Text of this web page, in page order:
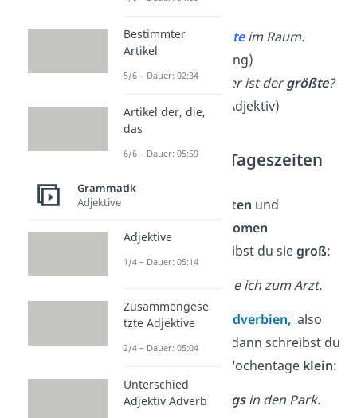
Er ist der
Größte im Raum.
(Nominalisierung)
Welcher Schüler ist dergrößte?
(gesteigertes Adjektiv)
Wochentage, Tageszeiten
und Uhrzeiten
Wenn du Tageszeiten und
Wochentage als Nomen
verwendest, schreibst du siegroß:
gehe ich zum Arzt.
Sind es dagegen
Adverbien, also
Umstandswörter, dann schreibst du
Tageszeiten und Wochentage klein:
➡️Ich gehemontagsin den Park.
Bestimmter
Artikel
5/6 – Dauer: 02:34
Artikel der, die,
das
6/6 – Dauer: 05:59
Grammatik
Adjektive
Adjektive
1/4 – Dauer: 05:14
Zusammengese
tzte Adjektive
2/4 – Dauer: 05:04
Unterschied
Adjektiv Adverb